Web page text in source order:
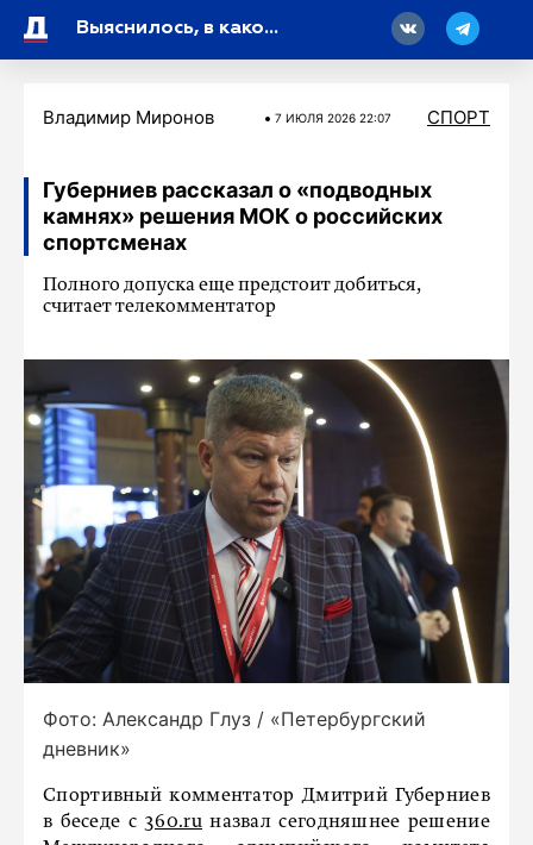
Выяснилось, в каком случае «Зенит» может вернуть Малкома
Владимир Миронов 7 ИЮЛЯ 2026 22:07 СПОРТ
Губерниев рассказал о «подводных
камнях» решения МОК о российских
спортсменах
Полного допуска еще предстоит добиться,
считает телекомментатор
Фото: Александр Глуз / «Петербургский
дневник»
Спортивный комментатор Дмитрий Губерниев
в беседе с 360.ru назвал сегодняшнее решение